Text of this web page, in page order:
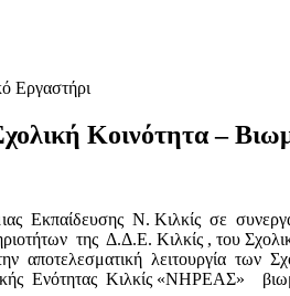
Εργαστήρι
Κοινότητα –
Εκπαίδευσης Ν. Κιλκίς σε
της Δ.Δ.Ε. Κιλκίς , του
αποτελεσματική λειτουργία
Ενότητας Κιλκίς «ΝΗΡΕΑΣ»